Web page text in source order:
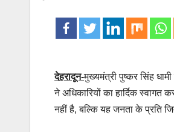
देहरादून-मुख्यमंत्री पुष्कर सिंह
ने अधिकारियों का हार्दिक
नहीं है, बल्कि यह जनता के प्रति